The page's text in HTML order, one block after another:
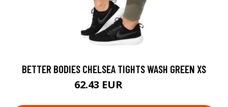
BETTER BODIES CHELSEA TIGHTS WASH GREEN XS
62.43 EUR